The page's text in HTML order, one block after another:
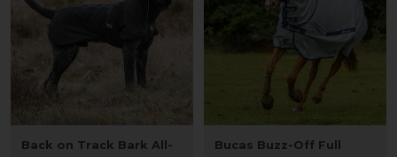
Back on Track Bark All-
Bucas Buzz-Off Full